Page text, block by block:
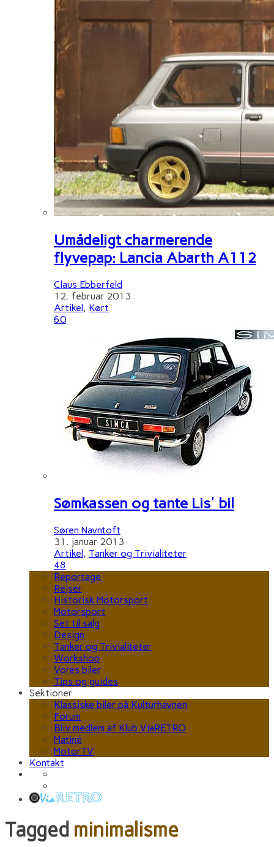
Umådeligt charmerende
flyvepap: Lancia Abarth A112
Claus Ebberfeld
12. februar 2013
Artikel, Kørt
60
Sømkassen og tante Lis' bil
Søren Navntoft
31. januar 2013
Artikel, Tanker og Trivialiteter
48
Reportage
Rejser
Historisk Motorsport
Motorsport
Set til salg
Design
Tanker og Trivialiteter
Workshop
Vores biler
Tips og guides
Sektioner
Klassiske biler på Kulturhavnen
Forum
Bliv medlem af Klub ViaRETRO
Matiné
MotorTV
Kontakt
Tagged minimalisme